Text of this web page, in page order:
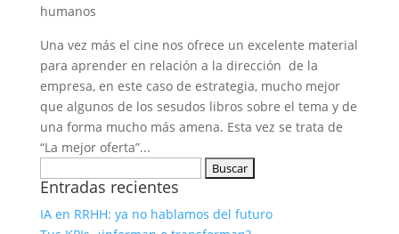
humanos
Una vez más el cine nos ofrece un excelente material
para aprender en relación a la dirección de la
empresa, en este caso de estrategia, mucho mejor
que algunos de los sesudos libros sobre el tema y de
una forma mucho más amena. Esta vez se trata de
“La mejor oferta”...
Entradas recientes
IA en RRHH: ya no hablamos del futuro